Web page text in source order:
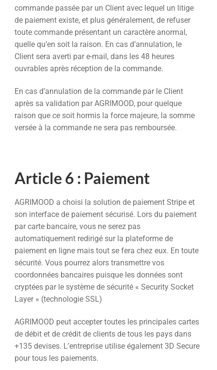
commande passée par un Client avec lequel un litige
de paiement existe, et plus généralement, de refuser
toute commande présentant un caractère anormal,
quelle qu’en soit la raison. En cas d’annulation, le
Client sera averti par e-mail, dans les 48 heures
ouvrables après réception de la commande.
En cas d’annulation de la commande par le Client
après sa validation par AGRIMOOD, pour quelque
raison que ce soit hormis la force majeure, la somme
versée à la commande ne sera pas remboursée.
Article 6 : Paiement
AGRIMOOD a choisi la solution de paiement Stripe et
son interface de paiement sécurisé. Lors du paiement
par carte bancaire, vous ne serez pas
automatiquement redirigé sur la plateforme de
paiement en ligne mais tout se fera chez eux. En toute
sécurité. Vous pourrez alors transmettre vos
coordonnées bancaires puisque les données sont
cryptées par le système de sécurité « Security Socket
Layer » (technologie SSL)
AGRIMOOD peut accepter toutes les principales cartes
de débit et de crédit de clients de tous les pays dans
+135 devises. L’entreprise utilise également 3D Secure
pour tous les paiements.